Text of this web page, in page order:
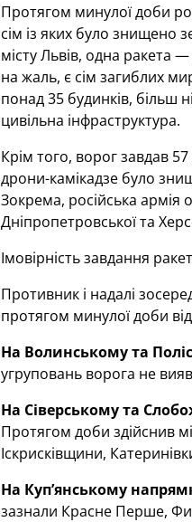
Протягом минулої доби
сім із яких було знищено
місту Львів, одна ракета
на жаль, є сім загиблих
понад 35 будинків, більш
цивільна інфраструктура.
Крім того, ворог завдав
дрони-камікадзе було
Зокрема, російська армія
Дніпропетровської та
Імовірність завдання
Противник і надалі
протягом минулої доби
На Волинському та
угруповань ворога не
На Сіверському та
Протягом доби здійснив
Іскрисківщини,
На Куп’янському
зазнали Красне Перше,